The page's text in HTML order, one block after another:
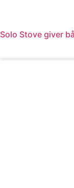
Solo Stove giver